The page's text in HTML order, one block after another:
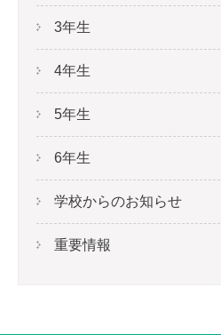
3年生
4年生
5年生
6年生
学校からのお知らせ
重要情報